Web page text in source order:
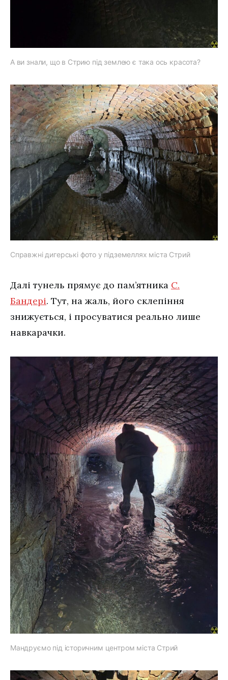
А ви знали, що в Стрию під землею є така ось красота?
Справжні дигерські фото у підземеллях міста Стрий
Далі тунель прямує до пам’ятника С.
Бандері. Тут, на жаль, його склепіння
знижується, і просуватися реально лише
навкарачки.
Мандруємо під історичним центром міста Стрий